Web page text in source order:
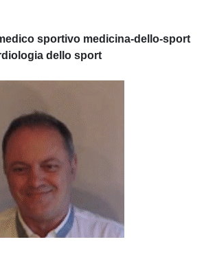
sportivo medicina-dello-sport
dello sport